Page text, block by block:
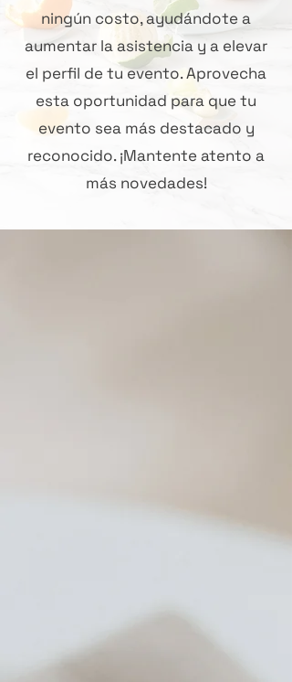
ningún costo, ayudándote a
aumentar la asistencia y a elevar
el perfil de tu evento. Aprovecha
esta oportunidad para que tu
evento sea más destacado y
reconocido. ¡Mantente atento a
más novedades!